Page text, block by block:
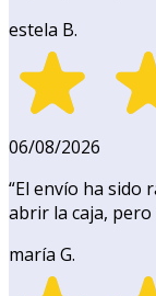
estela B.
06/08/2026
“El envío ha sido
abrir la caja,
maría G.